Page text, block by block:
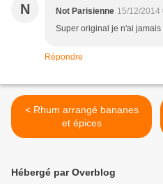
N Not Parisienne 15/12/2014
Super original je n'ai
Répondre
< Rhum arrangé bananes
et épices
Hébergé par Overblog